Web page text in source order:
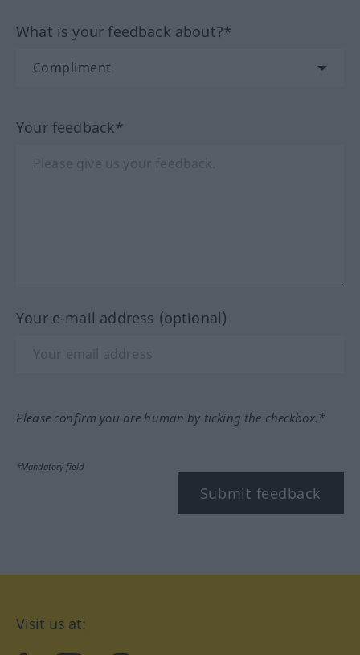
What is your feedback about?*
Your feedback*
Your e-mail address (optional)
Please confirm you are human by ticking the checkbox.*
*Mandatory field
Submit feedback
Visit us at: